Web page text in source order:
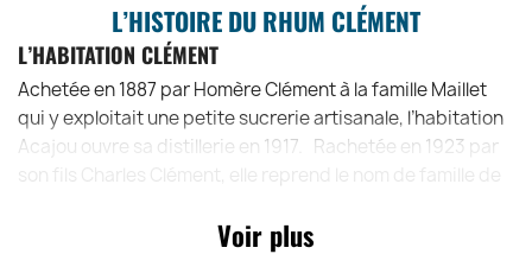
L’HISTOIRE DU RHUM CLÉMENT
L’HABITATION CLÉMENT
Achetée en 1887 par Homère Clément à la famille Maillet
qui y exploitait une petite sucrerie artisanale, l’habitation
Acajou ouvre sa distillerie en 1917. Rachetée en 1923 par
son fils Charles Clément, elle reprend le nom de famille de
RHUM CLÉMENT, LA PLUS CÉLÈBRE DISTILLERIE DE
Voir plus